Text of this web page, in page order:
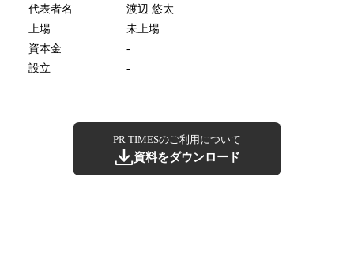
代表者名
渡辺 悠太
上場
未上場
資本金
-
設立
-
PR TIMESのご利用について
資料をダウンロード